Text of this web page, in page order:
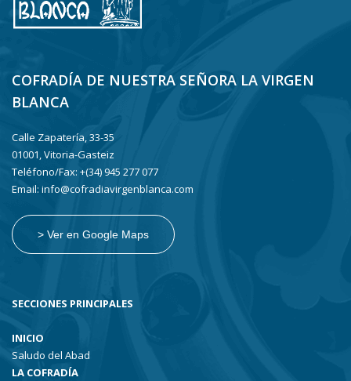
COFRADÍA DE NUESTRA SEÑORA LA VIRGEN
BLANCA
Calle Zapatería, 33-35
01001, Vitoria-Gasteiz
Teléfono/Fax: +(34) 945 277 077
Email: info@cofradiavirgenblanca.com
> Ver en Google Maps
SECCIONES PRINCIPALES
INICIO
Saludo del Abad
LA COFRADÍA